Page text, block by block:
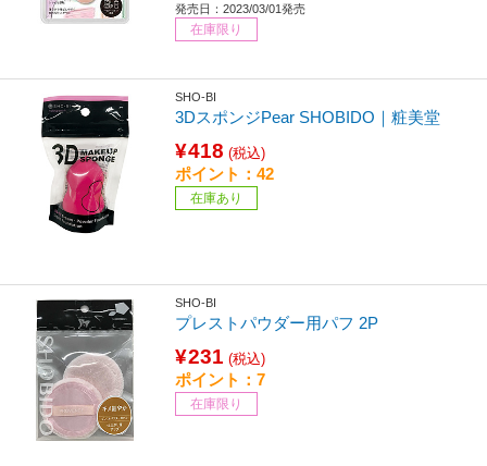
発売日：2023/03/01発売
在庫限り
SHO-BI
3DスポンジPear SHOBIDO｜粧美堂
¥418 (税込)
ポイント：42
在庫あり
SHO-BI
プレストパウダー用パフ 2P
¥231 (税込)
ポイント：7
在庫限り